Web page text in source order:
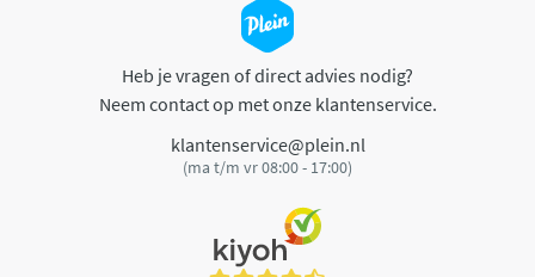
Heb je vragen of direct advies nodig?
Neem contact op met onze klantenservice.
klantenservice@plein.nl
(ma t/m vr 08:00 - 17:00)